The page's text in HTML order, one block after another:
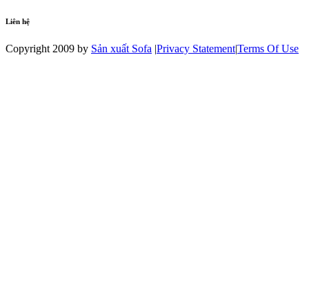
Liên hệ
Copyright 2009 by Sản xuất Sofa |Privacy Statement|Terms Of Use